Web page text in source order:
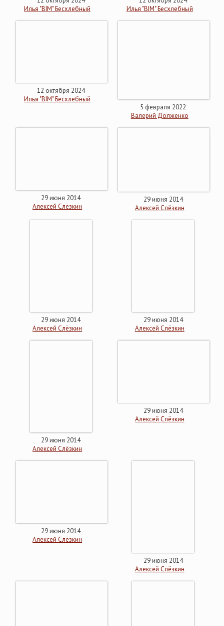
Илья "BIM" Бесхлебный
Илья "BIM" Бесхлебный
12 октября 2024
Илья "BIM" Бесхлебный
5 февраля 2022
Валерий Долженко
29 июня 2014
Алексей Слёзкин
29 июня 2014
Алексей Слёзкин
29 июня 2014
Алексей Слёзкин
29 июня 2014
Алексей Слёзкин
29 июня 2014
Алексей Слёзкин
29 июня 2014
Алексей Слёзкин
29 июня 2014
Алексей Слёзкин
29 июня 2014
Алексей Слёзкин